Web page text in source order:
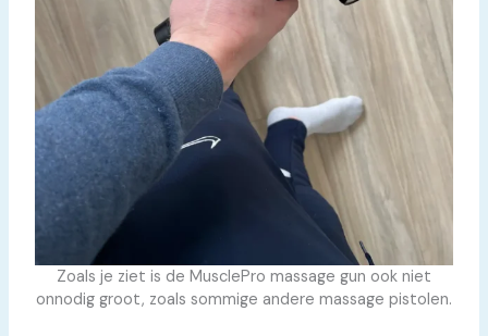
Zoals je ziet is de MusclePro massage gun ook niet
onnodig groot, zoals sommige andere massage pistolen.